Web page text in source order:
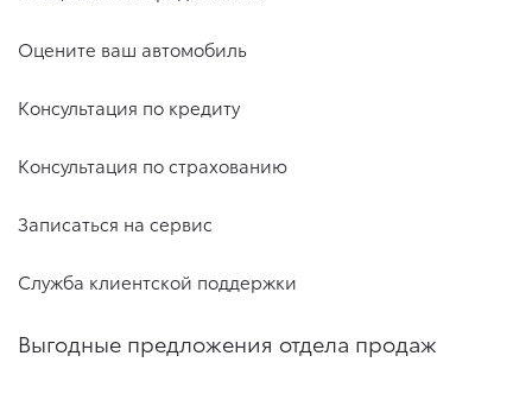
Оцените ваш автомобиль
Консультация по кредиту
Консультация по страхованию
Записаться на сервис
Служба клиентской поддержки
Выгодные предложения отдела продаж